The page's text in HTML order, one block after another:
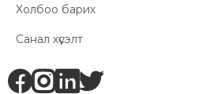
Холбоо барих
Санал хүсэлт
fbig litw